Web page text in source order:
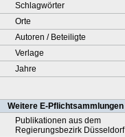
Schlagwörter
Orte
Autoren / Beteiligte
Verlage
Jahre
Weitere E-Pflichtsammlungen
Publikationen aus dem
Regierungsbezirk Düsseldorf